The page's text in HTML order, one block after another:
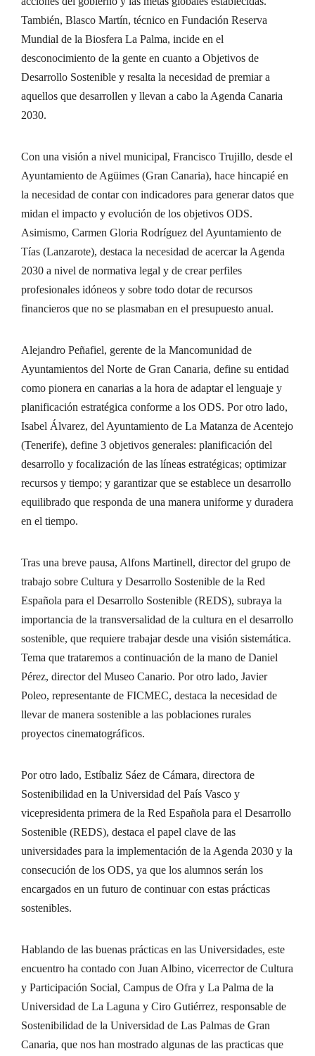
También, Blasco Martín, técnico en Fundación Reserva
Mundial de la Biosfera La Palma, incide en el
desconocimiento de la gente en cuanto a Objetivos de
Desarrollo Sostenible y resalta la necesidad de premiar a
aquellos que desarrollen y llevan a cabo la Agenda Canaria
2030.
Con una visión a nivel municipal, Francisco Trujillo, desde el
Ayuntamiento de Agüimes (Gran Canaria), hace hincapié en
la necesidad de contar con indicadores para generar datos que
midan el impacto y evolución de los objetivos ODS.
Asimismo, Carmen Gloria Rodríguez del Ayuntamiento de
Tías (Lanzarote), destaca la necesidad de acercar la Agenda
2030 a nivel de normativa legal y de crear perfiles
profesionales idóneos y sobre todo dotar de recursos
financieros que no se plasmaban en el presupuesto anual.
Alejandro Peñafiel, gerente de la Mancomunidad de
Ayuntamientos del Norte de Gran Canaria, define su entidad
como pionera en canarias a la hora de adaptar el lenguaje y
planificación estratégica conforme a los ODS. Por otro lado,
Isabel Álvarez, del Ayuntamiento de La Matanza de Acentejo
(Tenerife), define 3 objetivos generales: planificación del
desarrollo y focalización de las líneas estratégicas; optimizar
recursos y tiempo; y garantizar que se establece un desarrollo
equilibrado que responda de una manera uniforme y duradera
en el tiempo.
Tras una breve pausa, Alfons Martinell, director del grupo de
trabajo sobre Cultura y Desarrollo Sostenible de la Red
Española para el Desarrollo Sostenible (REDS), subraya la
importancia de la transversalidad de la cultura en el desarrollo
sostenible, que requiere trabajar desde una visión sistemática.
Tema que trataremos a continuación de la mano de Daniel
Pérez, director del Museo Canario. Por otro lado, Javier
Poleo, representante de FICMEC, destaca la necesidad de
llevar de manera sostenible a las poblaciones rurales
proyectos cinematográficos.
Por otro lado, Estíbaliz Sáez de Cámara, directora de
Sostenibilidad en la Universidad del País Vasco y
vicepresidenta primera de la Red Española para el Desarrollo
Sostenible (REDS), destaca el papel clave de las
universidades para la implementación de la Agenda 2030 y la
consecución de los ODS, ya que los alumnos serán los
encargados en un futuro de continuar con estas prácticas
sostenibles.
Hablando de las buenas prácticas en las Universidades, este
encuentro ha contado con Juan Albino, vicerrector de Cultura
y Participación Social, Campus de Ofra y La Palma de la
Universidad de La Laguna y Ciro Gutiérrez, responsable de
Sostenibilidad de la Universidad de Las Palmas de Gran
Canaria, que nos han mostrado algunas de las practicas que